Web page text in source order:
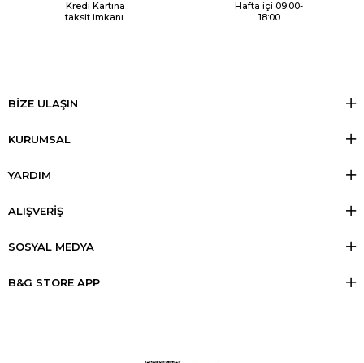
Kredi Kartına
taksit imkanı.
Hafta içi 09:00-
18:00
BİZE ULAŞIN
KURUMSAL
YARDIM
ALIŞVERİŞ
SOSYAL MEDYA
B&G STORE APP